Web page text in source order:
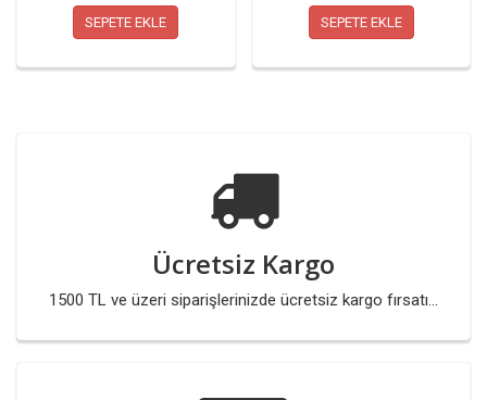
SEPETE EKLE SEPETE EKLE
Ücretsiz Kargo
1500 TL ve üzeri siparişlerinizde ücretsiz kargo fırsatı...